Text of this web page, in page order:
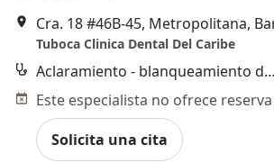
Tuboca Clinica Dental Del Caribe
Aclaramiento - blanqueamiento dental
Solicita una cita